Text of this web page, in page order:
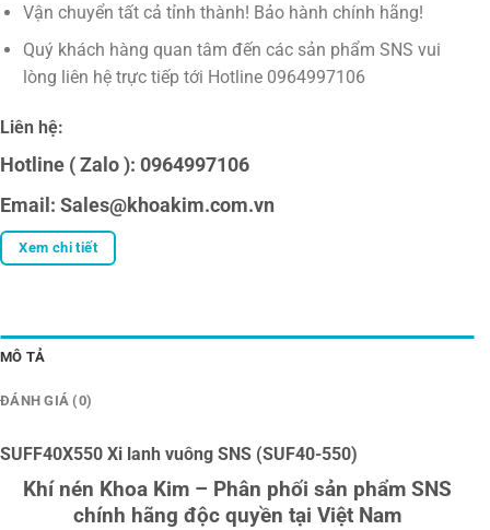
Vận chuyển tất cả tỉnh thành! Bảo hành chính hãng!
Quý khách hàng quan tâm đến các sản phẩm SNS vui
lòng liên hệ trực tiếp tới Hotline 0964997106
Liên hệ:
Hotline ( Zalo ): 0964997106
Email: Sales@khoakim.com.vn
Xem chi tiết
MÔ TẢ
ĐÁNH GIÁ (0)
SUFF40X550 Xi lanh vuông SNS (SUF40-550)
Khí nén Khoa Kim – Phân phối sản phẩm SNS
chính hãng độc quyền tại Việt Nam